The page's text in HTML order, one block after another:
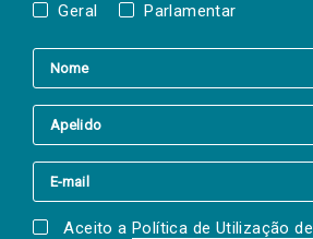
Geral Parlamentar
Aceito a Política de Utilização